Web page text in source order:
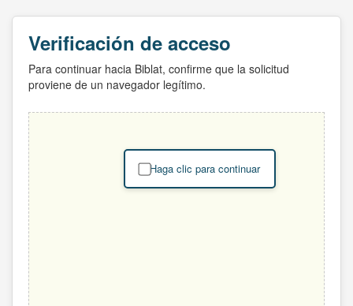
Verificación de acceso
Para continuar hacia Biblat, confirme que la solicitud
proviene de un navegador legítimo.
Haga clic para continuar